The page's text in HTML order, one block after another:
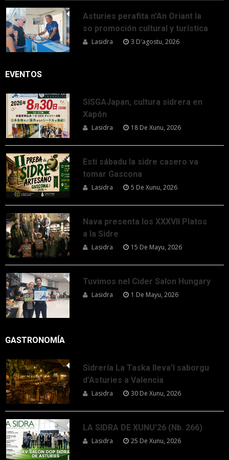
Asturies perafita n’An Oriant la
so promoción cultural y turística
Lasidra 3 D'agostu, 2026
EVENTOS
SISGAJapan, cultura sidrera en
Xapón
Lasidra 18 De Xunu, 2026
Esti sábadu la sidre casero va
tomar Gascona
Lasidra 5 De Xunu, 2026
Nava presenta los XXXVII Platos
a la Sidre
Lasidra 15 De Mayu, 2026
Tuvimos nel Cider Salon Hungary
Lasidra 1 De Mayu, 2026
GASTRONOMÍA
Sidrería La Taska lleva’l saborgu
d’Asturies a Valencia
Lasidra 30 De Xunu, 2026
LA SIDRA DE XUNU’26 (Nb. 266)
Lasidra 25 De Xunu, 2026